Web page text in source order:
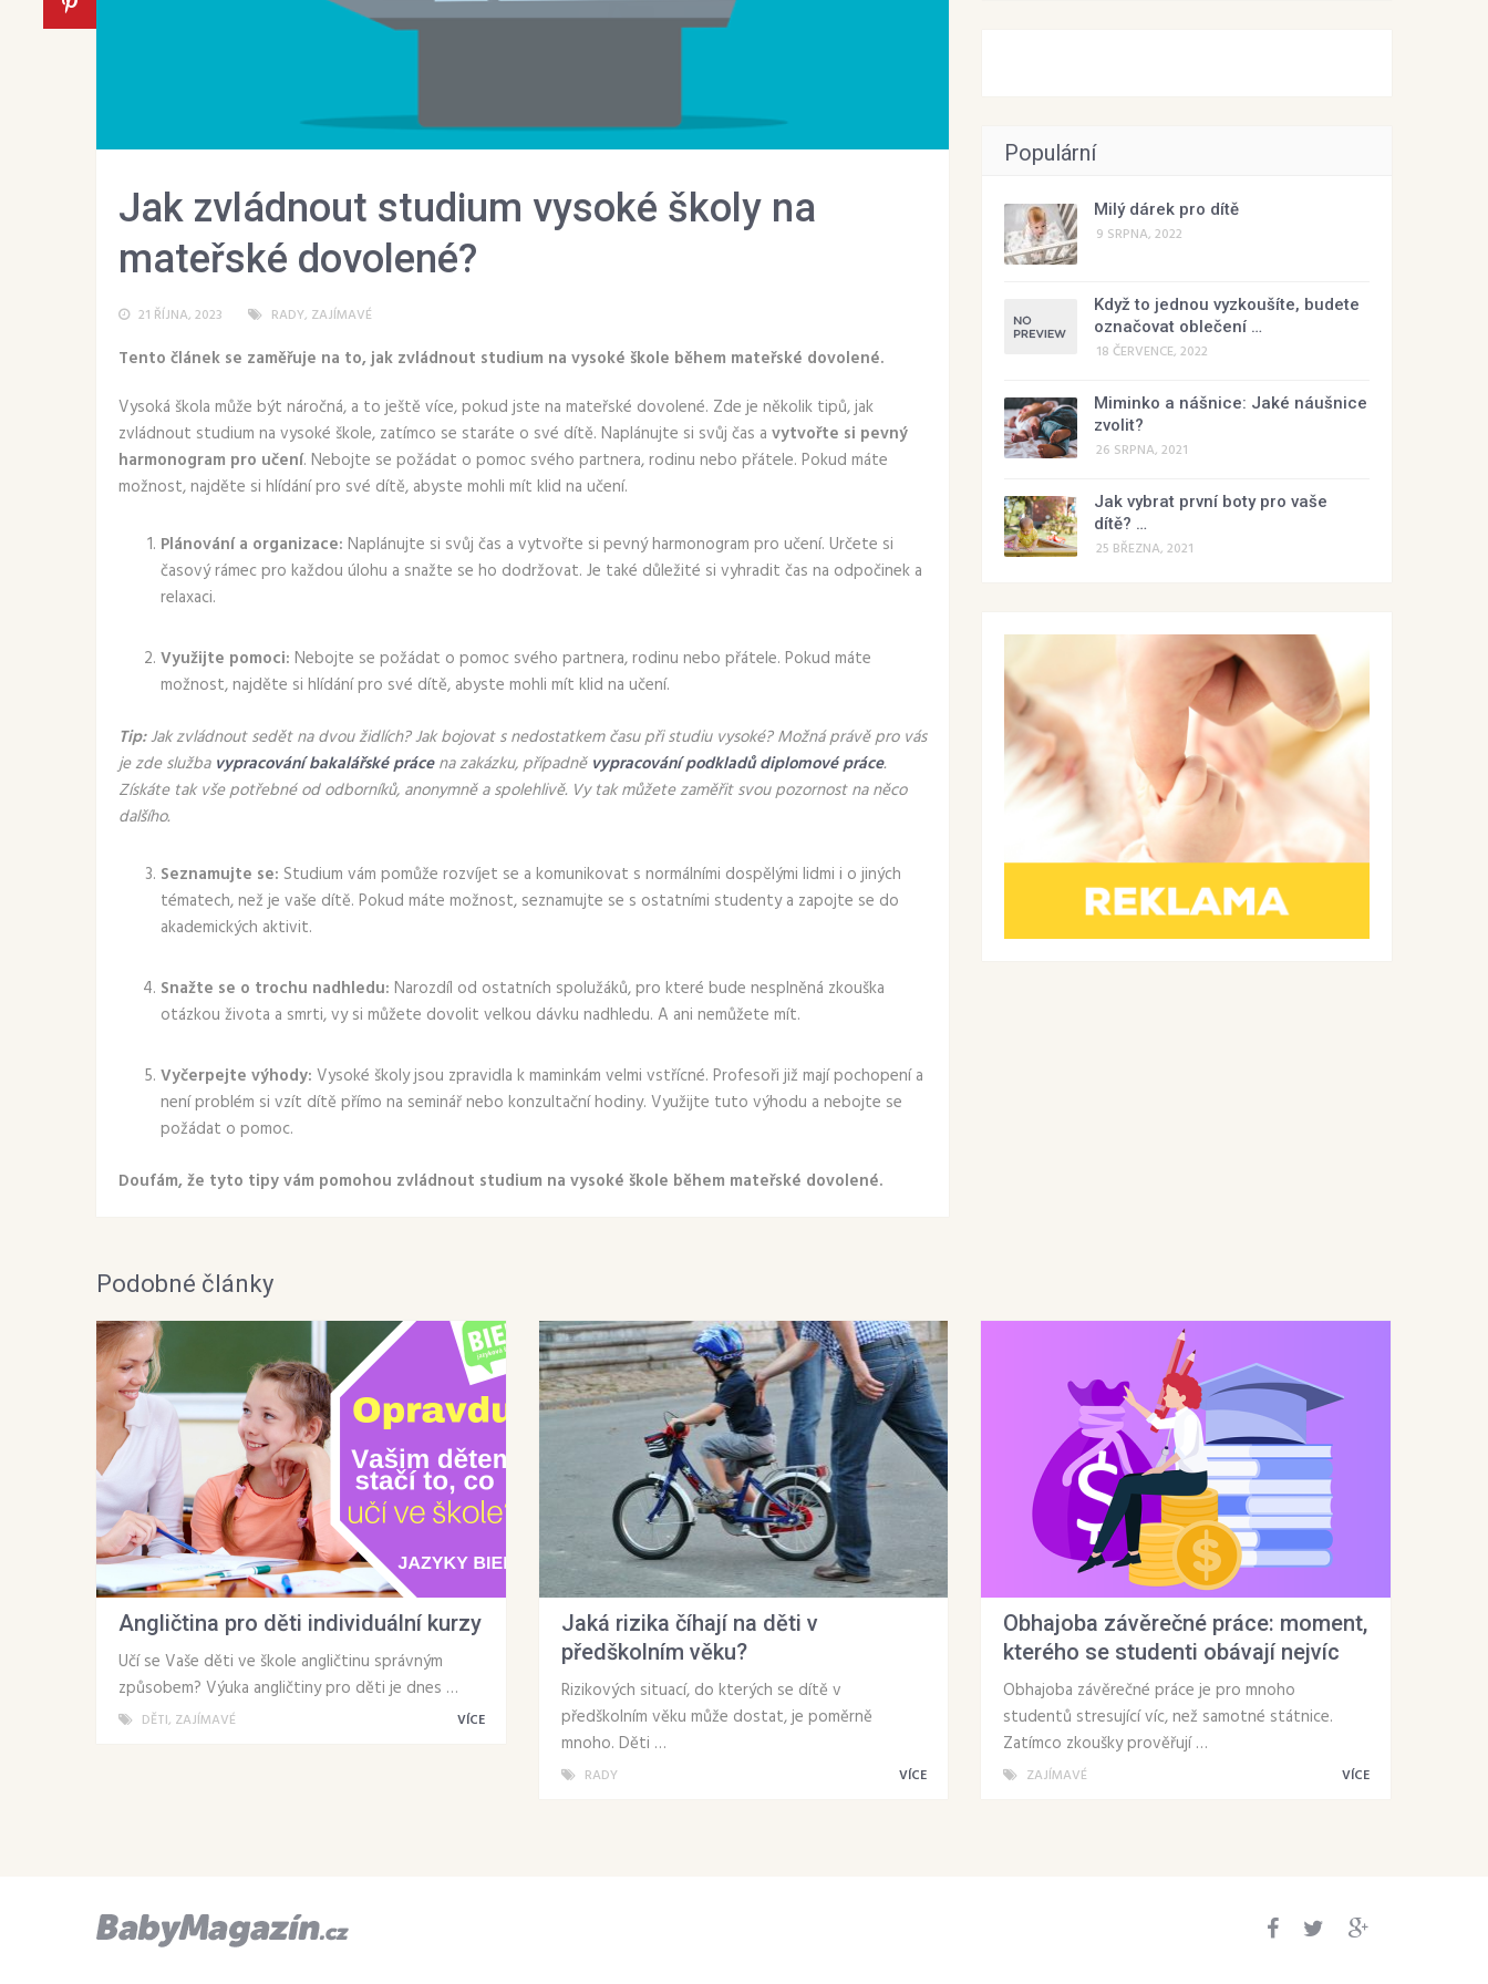
Jak zvládnout studium vysoké školy na
mateřské dovolené?
21 ŘÍJNA, 2023 RADY, ZAJÍMAVÉ
Tento článek se zaměřuje na to, jak zvládnout studium na vysoké škole během mateřské dovolené.
Vysoká škola může být náročná, a to ještě více, pokud jste na mateřské dovolené. Zde je několik tipů, jak
zvládnout studium na vysoké škole, zatímco se staráte o své dítě. Naplánujte si svůj čas a vytvořte si pevný
harmonogram pro učení. Nebojte se požádat o pomoc svého partnera, rodinu nebo přátele. Pokud máte
možnost, najděte si hlídání pro své dítě, abyste mohli mít klid na učení.
Plánování a organizace: Naplánujte si svůj čas a vytvořte si pevný harmonogram pro učení. Určete si
časový rámec pro každou úlohu a snažte se ho dodržovat. Je také důležité si vyhradit čas na odpočinek a
relaxaci.
Využijte pomoci: Nebojte se požádat o pomoc svého partnera, rodinu nebo přátele. Pokud máte
možnost, najděte si hlídání pro své dítě, abyste mohli mít klid na učení.
Tip:Jak zvládnout sedět na dvou židlích? Jak bojovat s nedostatkem času při studiu vysoké? Možná právě pro vás
je zde služba vypracování bakalářské prácena zakázku, případně vypracování podkladů diplomové práce.
Získáte tak vše potřebné od odborníků, anonymně a spolehlivě. Vy tak můžete zaměřit svou pozornost na něco
dalšího.
Seznamujte se: Studium vám pomůže rozvíjet se a komunikovat s normálními dospělými lidmi i o jiných
tématech, než je vaše dítě. Pokud máte možnost, seznamujte se s ostatními studenty a zapojte se do
akademických aktivit.
Snažte se o trochu nadhledu: Narozdíl od ostatních spolužáků, pro které bude nesplněná zkouška
otázkou života a smrti, vy si můžete dovolit velkou dávku nadhledu. A ani nemůžete mít.
Vyčerpejte výhody: Vysoké školy jsou zpravidla k maminkám velmi vstřícné. Profesoři již mají pochopení a
není problém si vzít dítě přímo na seminář nebo konzultační hodiny. Využijte tuto výhodu a nebojte se
požádat o pomoc.
Doufám, že tyto tipy vám pomohou zvládnout studium na vysoké škole během mateřské dovolené.
Populární
Milý dárek pro dítě
9 SRPNA, 2022
Když to jednou vyzkoušíte, budete
označovat oblečení …
18 ČERVENCE, 2022
Miminko a nášnice: Jaké náušnice
zvolit?
26 SRPNA, 2021
Jak vybrat první boty pro vaše
dítě? …
25 BŘEZNA, 2021
Podobné články
Angličtina pro děti individuální kurzy
Učí se Vaše děti ve škole angličtinu správným
způsobem? Výuka angličtiny pro děti je dnes …
DĚTI, ZAJÍMAVÉ VÍCE
Jaká rizika číhají na děti v
předškolním věku?
Rizikových situací, do kterých se dítě v
předškolním věku může dostat, je poměrně
mnoho. Děti …
RADY VÍCE
Obhajoba závěrečné práce: moment,
kterého se studenti obávají nejvíc
Obhajoba závěrečné práce je pro mnoho
studentů stresující víc, než samotné státnice.
Zatímco zkoušky prověřují …
ZAJÍMAVÉ VÍCE